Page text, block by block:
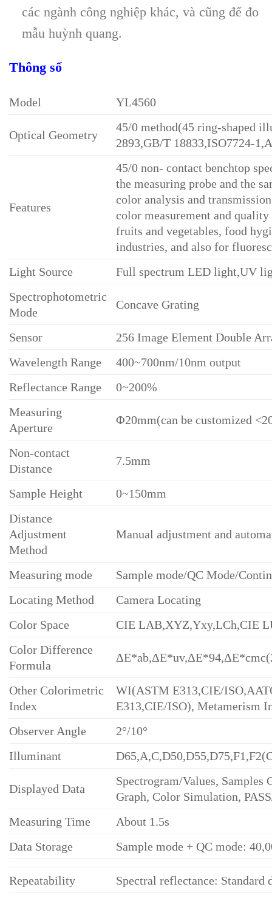
các ngành công nghiệp khác, và cũng để đo
mẫu huỳnh quang.
Thông số
Model YL4560
Optical Geometry
45/0 method(45 ring-shaped
2893,GB/T 18833,ISO7724-
Features
45/0 non- contact benchtop
the measuring probe and the
color analysis and
color measurement and
fruits and vegetables, food
industries, and also for
Light Source
Full spectrum LED light,UV
Spectrophotometric
Mode
Concave Grating
Sensor
256 Image Element Double
Wavelength Range
400~700nm/10nm output
Reflectance Range
0~200%
Measuring
Aperture
Φ20mm(can be customized
Non-contact
Distance
7.5mm
Sample Height
0~150mm
Distance
Adjustment
Method
Manual adjustment and
Measuring mode
Sample mode/QC Mode/
Locating Method
Camera Locating
Color Space
CIE LAB,XYZ,Yxy,LCh,CIE
Color Difference
Formula
Other Colorimetric
Index
WI(ASTM E313,CIE/
E313,CIE/ISO), Metamerism
Observer Angle
2°/10°
Illuminant
Displayed Data
Spectrogram/Values,
Graph, Color Simulation,
Measuring Time
About 1.5s
Data Storage
Sample mode + QC mode:
Repeatability
Spectral reflectance: